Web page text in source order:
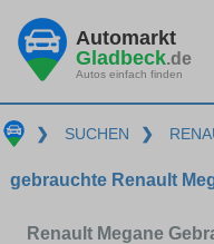
Automarkt
Gladbeck.de
Autos einfach finden
❯ SUCHEN ❯
gebrauchte Renault
Renault Megane